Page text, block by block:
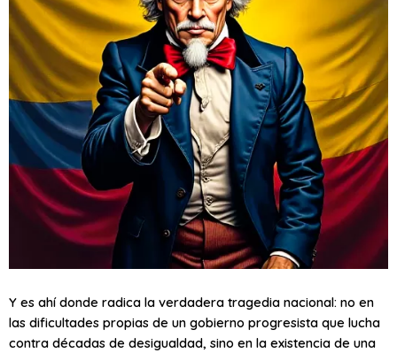
Y es ahí donde radica la verdadera tragedia nacional: no en
las dificultades propias de un gobierno progresista que lucha
contra décadas de desigualdad, sino en la existencia de una